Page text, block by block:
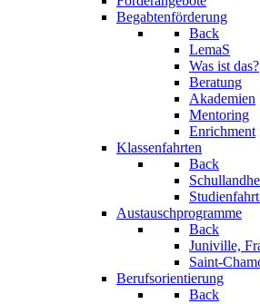
Begabtenförderung
Back
LemaS
Was ist das?
Beratung
Akademien
Mentoring
Enrichment
Klassenfahrten
Back
Austauschprogramme
Back
Juniville,
Saint-
Berufsorientierung
Back